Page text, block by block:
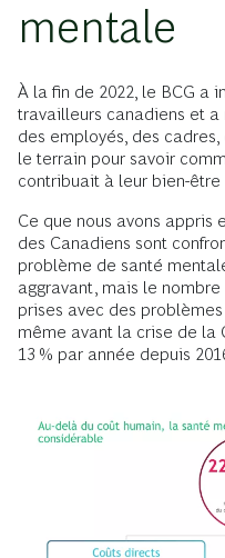
mentale
À la fin de 2022, le BCG a
travailleurs canadiens et a
des employés, des
le terrain pour savoir
contribuait à leur bien-être
Ce que nous avons appris
des Canadiens sont
problème de santé
aggravant, mais le
prises avec des
même avant la crise de la
13 % par année depuis